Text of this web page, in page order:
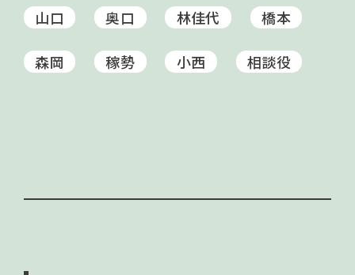
山口 奥口 林佳代 橋本
森岡 稼勢 小西 相談役